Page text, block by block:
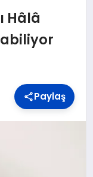
Hâlâ
Paylaş